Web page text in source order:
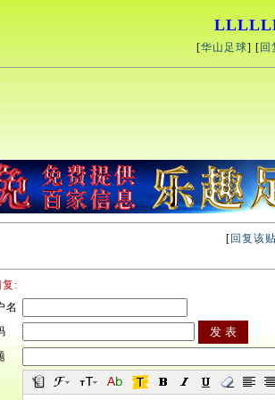
[华山足球] [ 回
[ 回复该
复:
名